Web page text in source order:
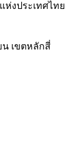
ห่งประเทศไทย
น เขตหลักสี่